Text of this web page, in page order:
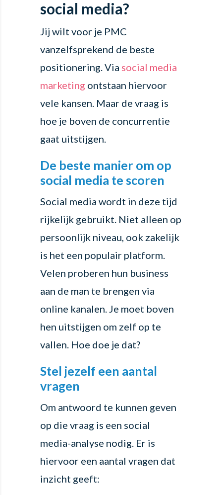
social media?
Jij wilt voor je PMC
vanzelfsprekend de beste
positionering. Via social media
marketing ontstaan hiervoor
vele kansen. Maar de vraag is
hoe je boven de concurrentie
gaat uitstijgen.
De beste manier om op
social media te scoren
Social media wordt in deze tijd
rijkelijk gebruikt. Niet alleen op
persoonlijk niveau, ook zakelijk
is het een populair platform.
Velen proberen hun business
aan de man te brengen via
online kanalen. Je moet boven
hen uitstijgen om zelf op te
vallen. Hoe doe je dat?
Stel jezelf een aantal
vragen
Om antwoord te kunnen geven
op die vraag is een social
media-analyse nodig. Er is
hiervoor een aantal vragen dat
inzicht geeft: